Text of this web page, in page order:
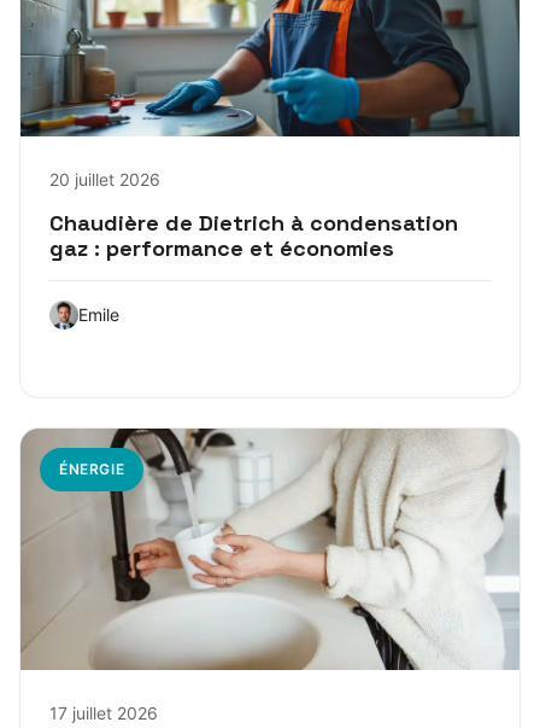
20 juillet 2026
Chaudière de Dietrich à condensation
gaz : performance et économies
Emile
ÉNERGIE
17 juillet 2026